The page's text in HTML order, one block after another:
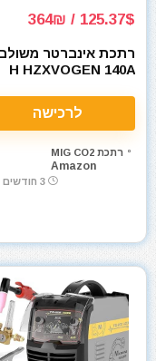
125.37$ / 364₪
רתכת אינברטר
H HZXVOGEN 140A
לרכישה
רתכת MIG CO2
Amazon
3 חודשים ago